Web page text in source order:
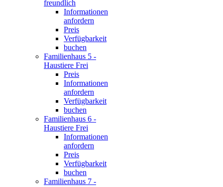
freundlich
Informationen
anfordern
Preis
Verfügbarkeit
buchen
Familienhaus 5 -
Haustiere Frei
Preis
Informationen
anfordern
Verfügbarkeit
buchen
Familienhaus 6 -
Haustiere Frei
Informationen
anfordern
Preis
Verfügbarkeit
buchen
Familienhaus 7 -